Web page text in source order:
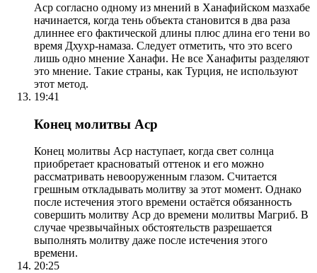
Аср согласно одному из мнений в Ханафийском мазхабе
начинается, когда тень объекта становится в два раза
длиннее его фактической длины плюс длина его тени во
время Дхухр-намаза. Следует отметить, что это всего
лишь одно мнение Ханафи. Не все Ханафиты разделяют
это мнение. Такие страны, как Турция, не используют
этот метод.
19:41
Конец молитвы Аср
Конец молитвы Аср наступает, когда свет солнца
приобретает красноватый оттенок и его можно
рассматривать невооруженным глазом. Считается
грешным откладывать молитву за этот момент. Однако
после истечения этого времени остаётся обязанность
совершить молитву Аср до времени молитвы Магриб. В
случае чрезвычайных обстоятельств разрешается
выполнять молитву даже после истечения этого
времени.
20:25